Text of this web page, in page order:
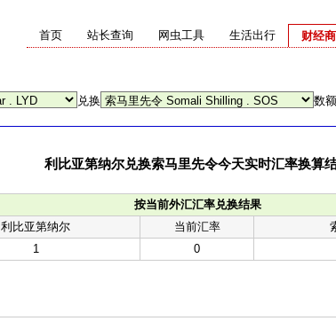
首页 站长查询 网虫工具 生活出行
财经
兑换 数额
利比亚第纳尔兑换索马里先令今天实时汇率换算
按当前外汇汇率兑换结果
利比亚第纳尔
当前汇率
1
0